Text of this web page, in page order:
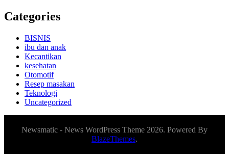
Categories
BISNIS
ibu dan anak
Kecantikan
kesehatan
Otomotif
Resep masakan
Teknologi
Uncategorized
Newsmatic - News WordPress Theme 2026. Powered By
BlazeThemes.